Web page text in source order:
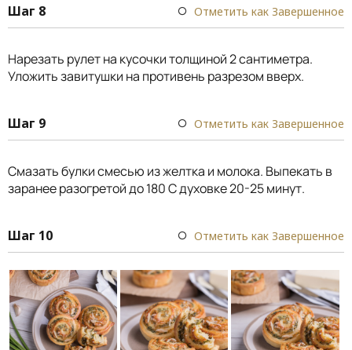
Шаг 8 Отметить как Завершенное
Нарезать рулет на кусочки толщиной 2 сантиметра.
Уложить завитушки на противень разрезом вверх.
Шаг 9 Отметить как Завершенное
Смазать булки смесью из желтка и молока. Выпекать в
заранее разогретой до 180 С духовке 20-25 минут.
Шаг 10 Отметить как Завершенное